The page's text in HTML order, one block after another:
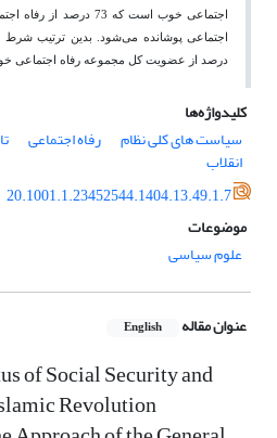
اجتماعی خوب است که 73
درصد از عضویت کل مجموعه رفاه اجتماعی
کلیدواژه‌ها
سیاست های کلی نظام
رفاه اجتماعی
انقلاب
20.1001.1.23452544.1404.13.49.1.7
موضوعات
علوم سیاسی
عنوان مقاله English
of Social Security and
Revolution